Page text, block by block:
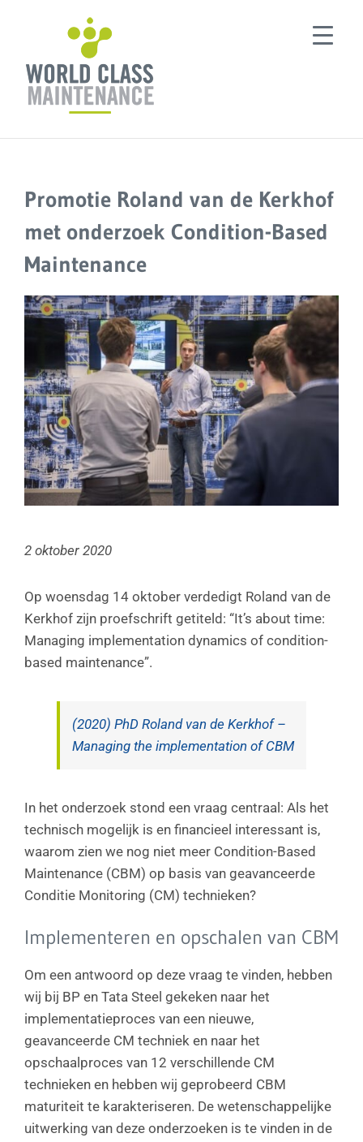
Promotie Roland van de Kerkhof
met onderzoek Condition-Based
Maintenance
2 oktober 2020
Op woensdag 14 oktober verdedigt Roland van de
Kerkhof zijn proefschrift getiteld: “It’s about time:
Managing implementation dynamics of condition-
based maintenance”.
(2020) PhD Roland van de Kerkhof –
Managing the implementation of CBM
In het onderzoek stond een vraag centraal: Als het
technisch mogelijk is en financieel interessant is,
waarom zien we nog niet meer Condition-Based
Maintenance (CBM) op basis van geavanceerde
Conditie Monitoring (CM) technieken?
Implementeren en opschalen van CBM
Om een antwoord op deze vraag te vinden, hebben
wij bij BP en Tata Steel gekeken naar het
implementatieproces van een nieuwe,
geavanceerde CM techniek en naar het
opschaalproces van 12 verschillende CM
technieken en hebben wij geprobeerd CBM
maturiteit te karakteriseren. De wetenschappelijke
uitwerking van deze onderzoeken is te vinden in de